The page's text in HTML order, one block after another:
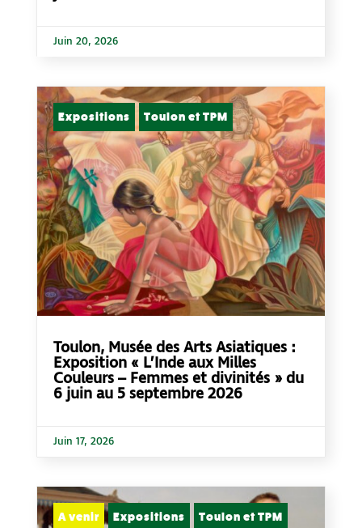
Juin 20, 2026
Expositions Toulon et TPM
Toulon, Musée des Arts Asiatiques :
Exposition « L’Inde aux Milles
Couleurs – Femmes et divinités » du
6 juin au 5 septembre 2026
Juin 17, 2026
A venir Expositions Toulon et TPM